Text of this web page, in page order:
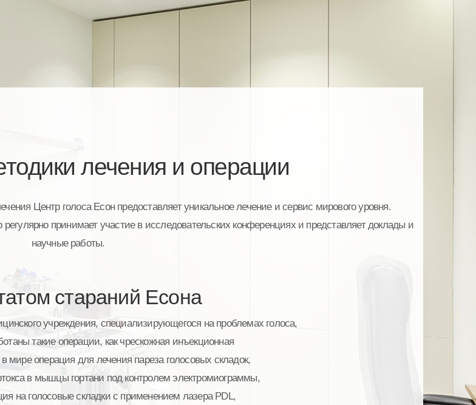
лечения и операции
Центр голоса Есон предоставляет уникальное лечение и сервис мирового уровня.
принимает участие в исследовательских конференциях и представляет доклады и
научные работы.
стараний Есона
учреждения, специализирующегося на проблемах голоса,
такие операции, как чрескожная инъекционная
мире операция для лечения пареза голосовых складок,
в мышцы гортани под контролем электромиограммы,
на голосовые складки с применением лазера PDL,